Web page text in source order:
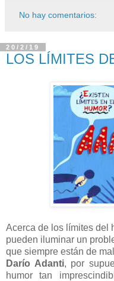
No hay comentarios:
20/2/19
LOS LÍMITES
Acerca de los límites del
pueden iluminar un
que siempre están de
Darío Adanti, por
humor tan